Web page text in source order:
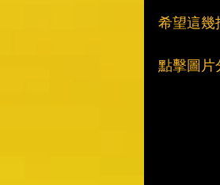
希望這幾
點擊圖